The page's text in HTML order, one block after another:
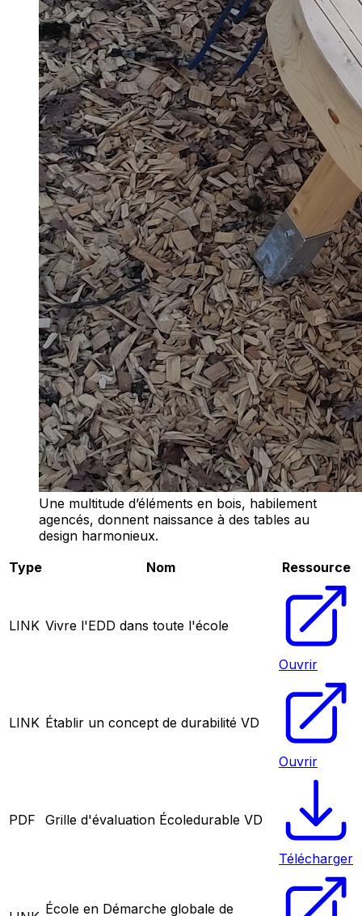
Une multitude d’éléments en bois, habilement
agencés, donnent naissance à des tables au
design harmonieux.
Type
Nom Ressource
LINK Vivre l'EDD dans toute l'école
Ouvrir
LINK Établir un concept de durabilité VD
Ouvrir
PDF Grille d'évaluation Écoledurable VD
Télécharger
École en Démarche globale de